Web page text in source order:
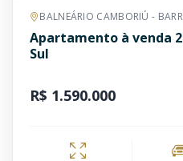
BALNEÁRIO CAMBORIÚ -
Apartamento à venda
Sul
R$ 1.590.000